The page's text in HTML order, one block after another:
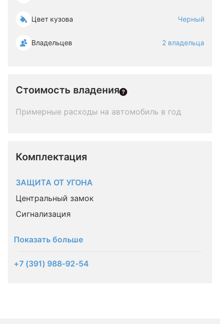
Цвет кузова Черный
Владельцев 2 владельца
Стоимость владения
Примерные расходы на автомобиль в год
Комплектация
ЗАЩИТА ОТ УГОНА
Центральный замок
Сигнализация
Показать больше
+7 (391) 988-92-54